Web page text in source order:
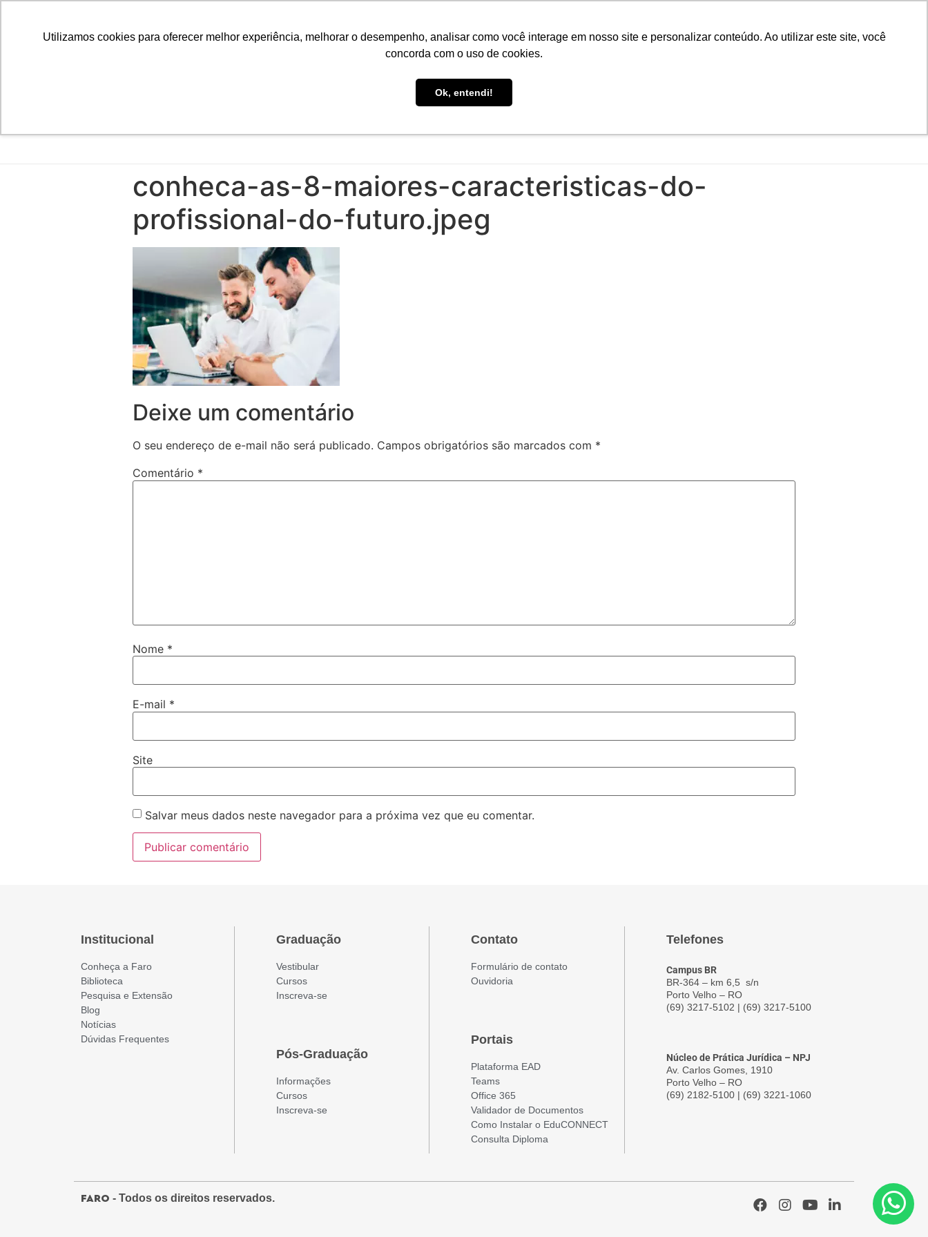
Utilizamos cookies para oferecer melhor experiência, melhorar o desempenho, analisar como você interage em nosso site e personalizar conteúdo. Ao utilizar este site, você
concorda com o uso de cookies.
Ok, entendi!
CONHEÇA A FARO CURSOS
conheca-as-8-maiores-caracteristicas-do-
profissional-do-futuro.jpeg
Deixe um comentário
O seu endereço de e-mail não será publicado. Campos obrigatórios são marcados com *
Comentário *
Nome *
E-mail *
Site
Salvar meus dados neste navegador para a próxima vez que eu comentar.
Institucional
Conheça a Faro
Biblioteca
Pesquisa e Extensão
Blog
Notícias
Dúvidas Frequentes
Graduação
Vestibular
Cursos
Inscreva-se
Pós-Graduação
Informações
Cursos
Inscreva-se
Contato
Formulário de contato
Ouvidoria
Portais
Plataforma EAD
Teams
Office 365
Validador de Documentos
Como Instalar o EduCONNECT
Consulta Diploma
Telefones
Campus BR
BR-364 – km 6,5 s/n
Porto Velho – RO
(69) 3217-5102 | (69) 3217-5100
Núcleo de Prática Jurídica – NPJ
Av. Carlos Gomes, 1910
Porto Velho – RO
(69) 2182-5100 | (69) 3221-1060
FARO - Todos os direitos reservados.